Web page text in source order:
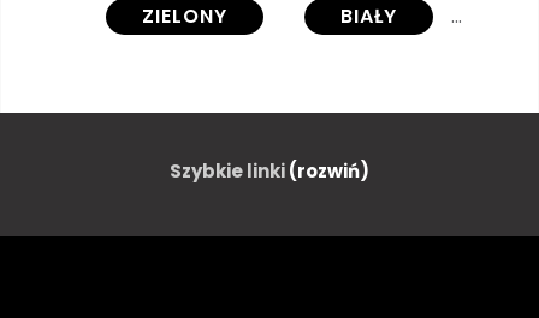
ZIELONY BIAŁY
WYGLĄDAJĄCY
DZIKOŚĆ CZARNY
Szybkie linki(rozwiń)